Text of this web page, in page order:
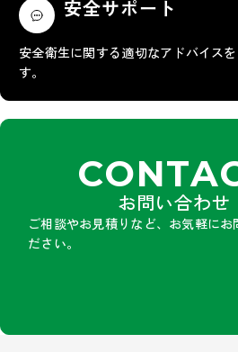
安全サポート
安全衛生に関する適切なアドバイス
す。
お問い合わせ
ご相談やお見積りなど、お気軽に
ださい。